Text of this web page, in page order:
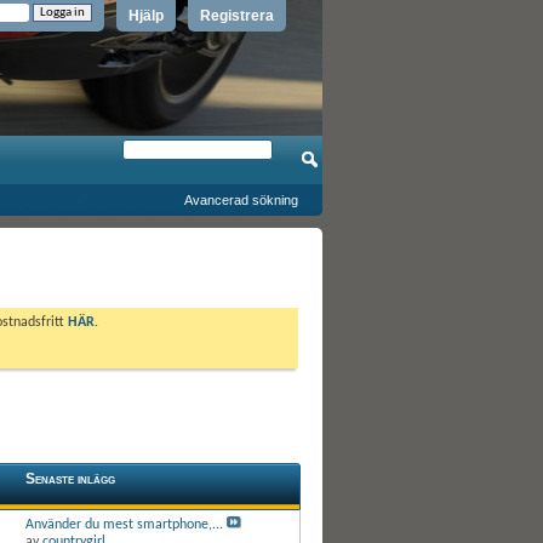
Registrera
Hjälp
Avancerad sökning
HÄR.
Senaste inlägg
Använder du mest smartphone,...